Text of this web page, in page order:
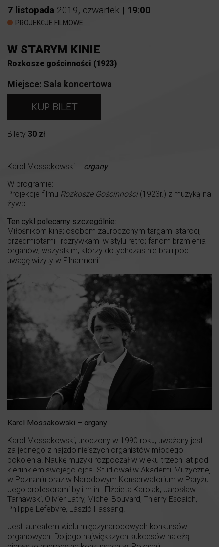
7 listopada 2019, czwartek | 19:00
PROJEKCJE FILMOWE
W STARYM KINIE
Rozkosze gościnności (1923)
Miejsce: Sala koncertowa
KUP BILET
Bilety 30 zł
Karol Mossakowski – organy
W programie:
Projekcje filmu Rozkosze Gościnności(1923r.) z muzyką na
żywo.
Ten cykl polecamy szczególnie:
Miłośnikom kina; osobom zauroczonym targami staroci,
przedmiotami i rozrywkami w stylu retro; fanom brzmienia
organów; wszystkim, którzy dotychczas nie brali pod
uwagę wizyty w Filharmonii.
Karol Mossakowski – organy
Karol Mossakowski, urodzony w 1990 roku, uważany jest
za jednego z najzdolniejszych organistów młodego
pokolenia. Naukę muzyki rozpoczął w wieku trzech lat pod
kierunkiem swojego ojca. Studiował w Akademii Muzycznej
w Poznaniu oraz w Narodowym Konserwatorium w Paryżu.
Jego profesorami byli m.in.: Elżbieta Karolak, Jarosław
Tarnawski, Olivier Latry, Michel Bouvard, Thierry Escaich,
Philippe Lefebvre, László Fassang.
Jest laureatem wielu międzynarodowych konkursów
organowych. Do jego największych sukcesów należą